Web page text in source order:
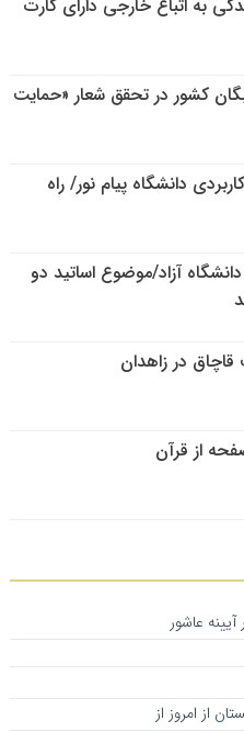
به اتباع خارجی دارای کارت
کشور در تحقق شعار «حمایت
دانشگاه پیام نور/ راه
آزاد/موضوع اساتید دو
از قرآن
عاشور
از امروز از